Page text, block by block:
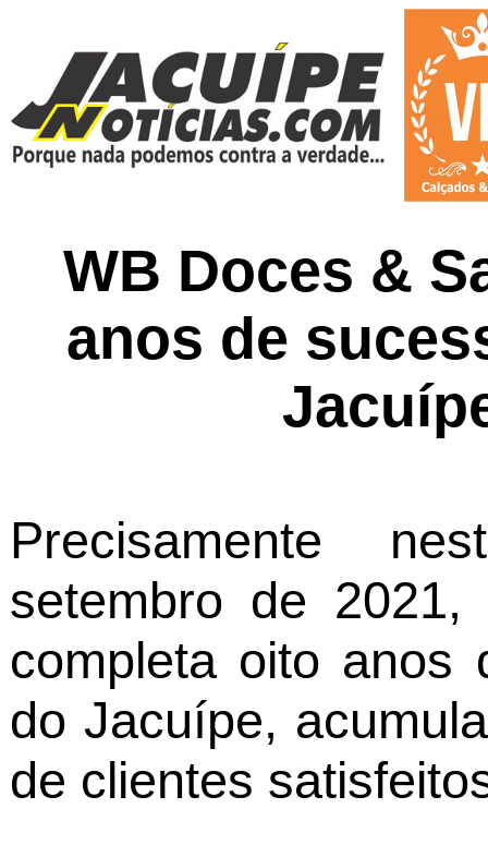
WB Doces &
anos de
Precisamente
setembro de
completa oito anos
do Jacuípe,
de clientes